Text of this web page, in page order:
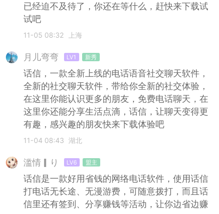
已经迫不及待了，你还在等什么，赶快来下载试
试吧
11-05 08:32 上海
月儿弯弯 LV1 新秀
话信，一款全新上线的电话语音社交聊天软件，
全新的社交聊天软件，带给你全新的社交体验，
在这里你能认识更多的朋友，免费电话聊天，在
这里你还能分享生活点滴，话信，让聊天变得更
有趣，感兴趣的朋友快来下载体验吧
11-04 08:43 湖北
滥情▎り LV6 盟主
话信是一款好用省钱的网络电话软件，使用话信
打电话无长途、无漫游费，可随意拨打，而且话
信里还有签到、分享赚钱等活动，让你边省边赚